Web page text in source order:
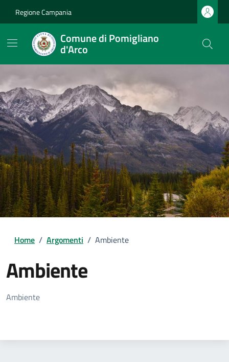
Regione Campania
Comune di Pomigliano
d'Arco
Home / Argomenti / Ambiente
Ambiente
Dettagli della notizia
Ambiente